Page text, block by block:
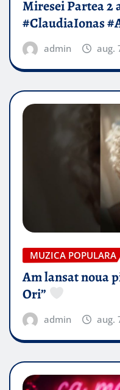
Miresei Partea 2
#ClaudiaIonas
admin aug.
MUZICA POPULARA
Am lansat noua
Ori”
admin aug.